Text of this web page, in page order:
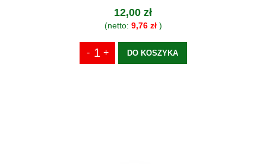
12,00 zł
(netto: 9,76 zł)
DO KOSZYKA